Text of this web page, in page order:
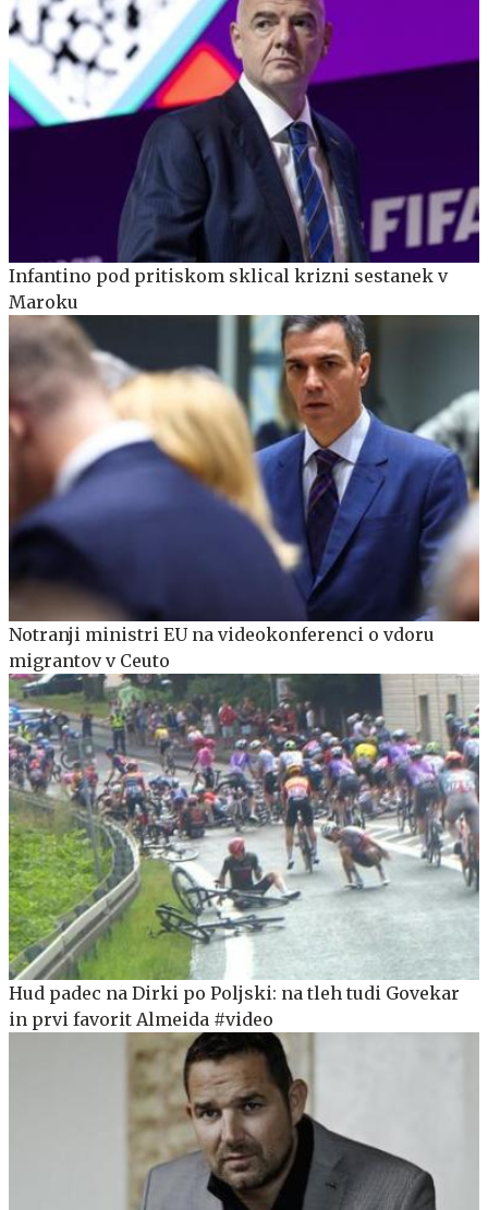
Infantino pod pritiskom sklical krizni sestanek v
Maroku
Notranji ministri EU na videokonferenci o vdoru
migrantov v Ceuto
Hud padec na Dirki po Poljski: na tleh tudi Govekar
in prvi favorit Almeida #video